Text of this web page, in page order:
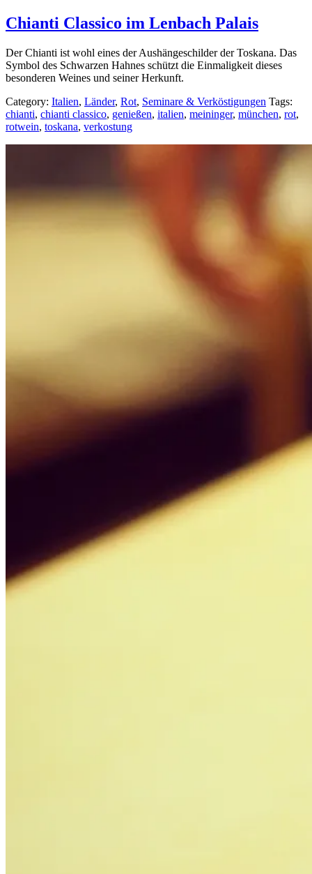
Chianti Classico im Lenbach Palais
Der Chianti ist wohl eines der Aushängeschilder der Toskana. Das
Symbol des Schwarzen Hahnes schützt die Einmaligkeit dieses
besonderen Weines und seiner Herkunft.
Category: Italien, Länder, Rot, Seminare & Verköstigungen Tags:
chianti, chianti classico, genießen, italien, meininger, münchen, rot,
rotwein, toskana, verkostung